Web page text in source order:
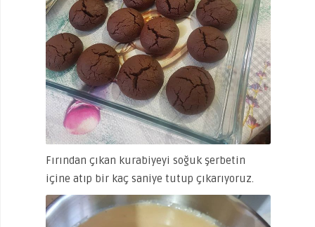
Fırından çıkan kurabiyeyi soğuk şerbetin
içine atıp bir kaç saniye tutup çıkarıyoruz.